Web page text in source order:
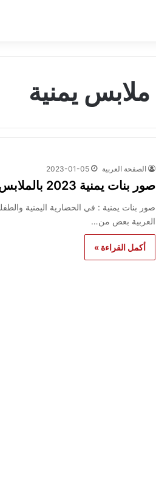
ملابس يمنية
الصفحة العربية 2023-01-05
صور بنات يمنية 2023 بالملابس اليمنية والتراث اليمني بنات اليمن
صور بنات يمنية : في الحضارية اليمنية
العربية بعض من…
أكمل القراءة »